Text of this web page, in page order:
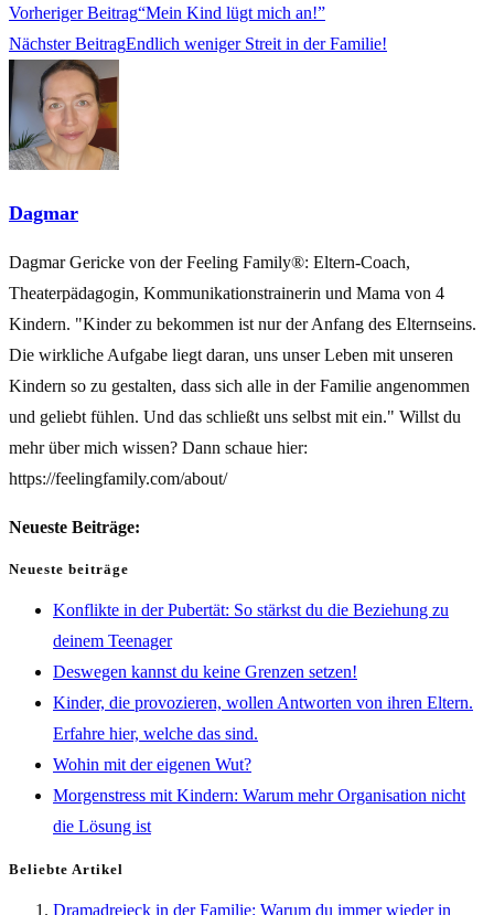
Vorheriger Beitrag“Mein Kind lügt mich an!”
Nächster BeitragEndlich weniger Streit in der Familie!
Dagmar
Dagmar Gericke von der Feeling Family®: Eltern-Coach,
Theaterpädagogin, Kommunikationstrainerin und Mama von 4
Kindern. "Kinder zu bekommen ist nur der Anfang des Elternseins.
Die wirkliche Aufgabe liegt daran, uns unser Leben mit unseren
Kindern so zu gestalten, dass sich alle in der Familie angenommen
und geliebt fühlen. Und das schließt uns selbst mit ein." Willst du
mehr über mich wissen? Dann schaue hier:
https://feelingfamily.com/about/
Neueste Beiträge:
Neueste beiträge
Konflikte in der Pubertät: So stärkst du die Beziehung zu
deinem Teenager
Deswegen kannst du keine Grenzen setzen!
Kinder, die provozieren, wollen Antworten von ihren Eltern.
Erfahre hier, welche das sind.
Wohin mit der eigenen Wut?
Morgenstress mit Kindern: Warum mehr Organisation nicht
die Lösung ist
Beliebte Artikel
Dramadreieck in der Familie: Warum du immer wieder in